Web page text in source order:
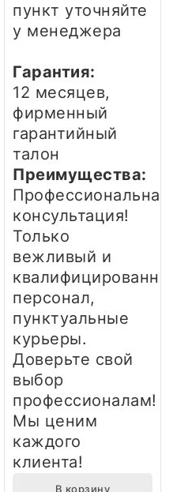
пункт уточняйте
у менеджера
Гарантия:
12 месяцев,
фирменный
гарантийный
талон
Преимущества:
Профессиональная
консультация!
Только
вежливый и
персонал,
пунктуальные
курьеры.
Доверьте свой
выбор
профессионалам!
Мы ценим
каждого
клиента!
В корзину